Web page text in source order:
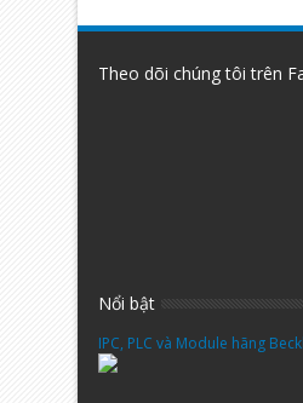
Theo dõi chúng tôi trên
Nổi bật
IPC, PLC và Module hãng